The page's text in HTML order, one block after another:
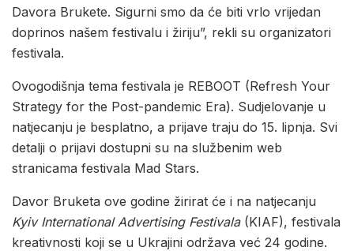
Davora Brukete. Sigurni smo da će biti vrlo vrijedan
doprinos našem festivalu i žiriju”, rekli su organizatori
festivala.
Ovogodišnja tema festivala je REBOOT (Refresh Your
Strategy for the Post-pandemic Era). Sudjelovanje u
natjecanju je besplatno, a prijave traju do 15. lipnja. Svi
detalji o prijavi dostupni su na službenim web
stranicama festivala Mad Stars.
Davor Bruketa ove godine žirirat će i na natjecanju
Kyiv International Advertising Festivala(KIAF), festivala
kreativnosti koji se u Ukrajini održava već 24 godine.